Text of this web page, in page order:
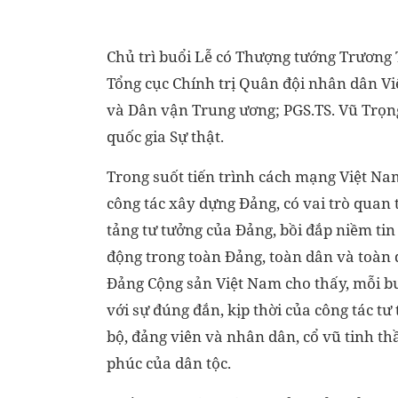
Chủ trì buổi Lễ có Thượng tướng
Tổng cục Chính trị Quân đội nhân dân
và Dân vận Trung ương; PGS.TS. Vũ
quốc gia Sự thật.
Trong suốt tiến trình cách mạng Việt
công tác xây dựng Đảng, có vai trò
tảng tư tưởng của Đảng, bồi đắp niềm
động trong toàn Đảng, toàn dân và
Đảng Cộng sản Việt Nam cho thấy, mỗi
với sự đúng đắn, kịp thời của công tác
bộ, đảng viên và nhân dân, cổ vũ tinh
phúc của dân tộc.